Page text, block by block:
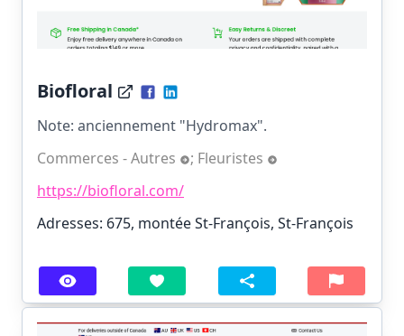
Biofloral
Note: anciennement "Hydromax".
Commerces - Autres
; Fleuristes
https://biofloral.com/
Adresses: 675, montée St-François, St-François